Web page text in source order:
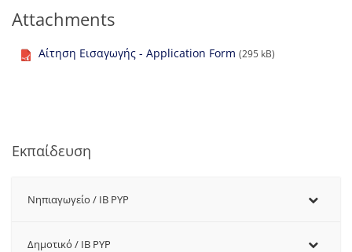
Attachments
Αίτηση Εισαγωγής - Application Form (295 kB)
Εκπαίδευση
Νηπιαγωγείο / IB PYP
Δημοτικό / IB PYP